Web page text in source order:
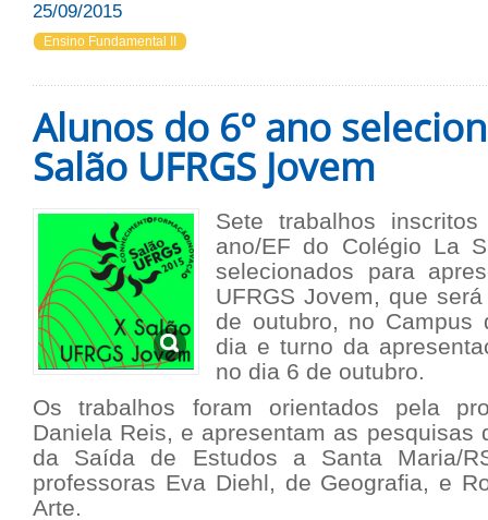
25/09/2015
Ensino Fundamental II
Alunos do 6º ano
Salão UFRGS Jovem
Sete trabalhos
ano/EF do Colégio La
selecionados para
UFRGS Jovem, que
de outubro, no Campus
dia e turno da
no dia 6 de outubro.
Os trabalhos foram orientados pela
Daniela Reis, e apresentam as pesquisas
da Saída de Estudos a Santa Maria/
professoras Eva Diehl, de Geografia, e
Arte.